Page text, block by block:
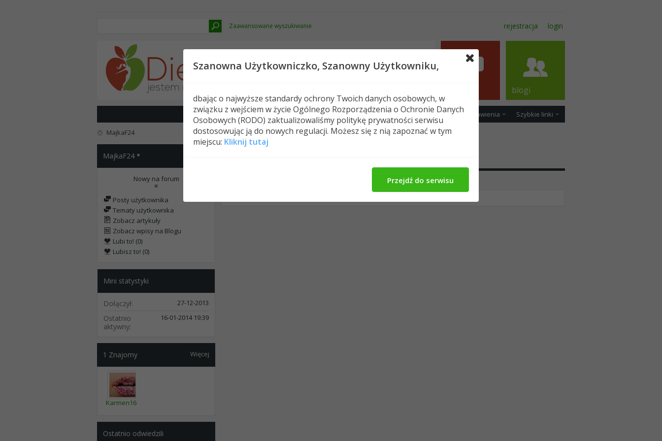
Zaawansowane wyszukiwanie rejestracja login
Nowe posty FAQ Kalendarz Spełeczność Ustawienia Szybkie linki
blogi
MajkaF24
MajkaF24
Nowy na forum
Posty użytkownika
Tematy użytkownika
Zobacz artykuły
Zobacz wpisy na Blogu
Lubi to! (0)
Lubisz to! (0)
Mini statystyki
Dołączył 27-12-2013
Ostatnio
aktywny
16-01-2014 19:39
Więcej
1 Znajomy
Karmen160
Ostatnio odwiedzili
Szanowna Użytkowniczko, Szanowny Użytkowniku,
dbając o najwyższe standardy ochrony Twoich danych osobowych, w
związku z wejściem w życie Ogólnego Rozporządzenia o Ochronie Danych
Osobowych (RODO) zaktualizowaliśmy politykę prywatności serwisu
dostosowując ją do nowych regulacji. Możesz się z nią zapoznać w tym
miejscu: Kliknij tutaj
Przejdź do serwisu